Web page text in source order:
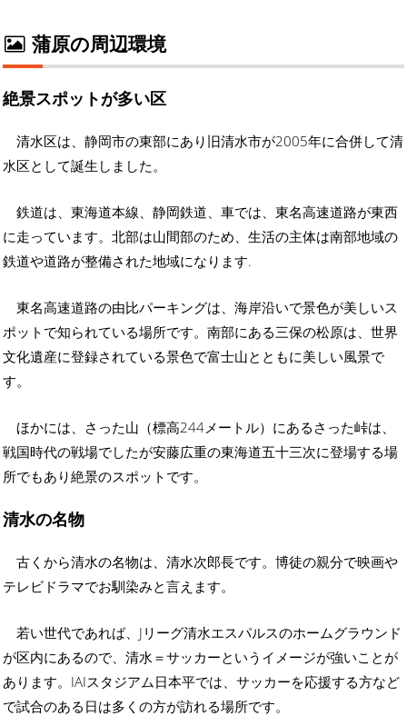
蒲原の周辺環境
絶景スポットが多い区
清水区は、静岡市の東部にあり旧清水市が2005年に合併して清
水区として誕生しました。
鉄道は、東海道本線、静岡鉄道、車では、東名高速道路が東西
に走っています。北部は山間部のため、生活の主体は南部地域の
鉄道や道路が整備された地域になります.
東名高速道路の由比パーキングは、海岸沿いで景色が美しいス
ポットで知られている場所です。南部にある三保の松原は、世界
文化遺産に登録されている景色で富士山とともに美しい風景で
す。
ほかには、さった山（標高244メートル）にあるさった峠は、
戦国時代の戦場でしたが安藤広重の東海道五十三次に登場する場
所でもあり絶景のスポットです。
清水の名物
古くから清水の名物は、清水次郎長です。博徒の親分で映画や
テレビドラマでお馴染みと言えます。
若い世代であれば、Jリーグ清水エスパルスのホームグラウンド
が区内にあるので、清水＝サッカーというイメージが強いことが
あります。IAIスタジアム日本平では、サッカーを応援する方など
で試合のある日は多くの方が訪れる場所です。